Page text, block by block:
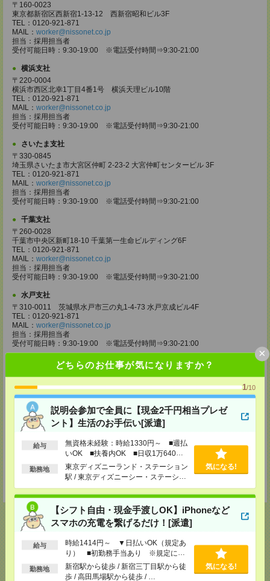
どちらのお仕事が気になりますか？
1/10
説明会参加で全員に【現金2千円相当プレゼ
ント】生活のお手伝い[派遣]
給与
無資格未経験：時給1330円～ ■週払
いOK ■扶養内OK ■日収1万640円
以上
勤務地
東京ディズニーランド・ステーション
駅 / 東京ディズニーシー・ステーショ
ン駅 / リゾートゲートウェイ・ステー
ション駅 / …
気になる!
【シフト自由・現金手渡しOK】iPhoneなど
スマホの充電を繋げるだけ！[派遣]
給与
時給1414円～ ▼日払いOK（規定あ
り） ■初勤務手当あり ※規定によ
る
勤務地
新宿駅から徒歩 / 新宿三丁目駅から徒
歩 / 高田馬場駅から徒歩 / …
気になる!
×
〒160-0023
東京都新宿区西新宿1-13-12 西新宿昭和ビル3F
TEL：0120-921-871
MAIL： worker@nissonet.co.jp
担当：採用担当者
受付可能日時：9:30-19:00 ※電話受付時間⇒9:30-21:00
横浜支社
〒220-0004
横浜市西区北幸1丁目4番1号 横浜天理ビル10階
TEL：0120-921-871
MAIL： worker@nissonet.co.jp
担当：採用担当者
受付可能日時：9:30-19:00 ※電話受付時間⇒9:30-21:00
さいたま支社
〒330-0845
埼玉県さいたま市大宮区仲町 2-23-2 大宮仲町センタービル 3F
TEL：0120-921-871
MAIL： worker@nissonet.co.jp
担当：採用担当者
受付可能日時：9:30-19:00 ※電話受付時間⇒9:30-21:00
千葉支社
〒260-0028
千葉市中央区新町18-10 千葉第一生命ビルディング6F
TEL：0120-921-871
MAIL： worker@nissonet.co.jp
担当：採用担当者
受付可能日時：9:30-19:00 ※電話受付時間⇒9:30-21:00
水戸支社
〒310-0011 茨城県水戸市三の丸1-4-73 水戸京成ビル4F
TEL：0120-921-871
MAIL： worker@nissonet.co.jp
担当：採用担当者
受付可能日時：9:30-19:00 ※電話受付時間⇒9:30-21:00
worker@nissonet.co.jp
担当：採用担当者
受付可能日時：9:30-19:00 ※電話受付時間⇒9:30-21:00
高崎支社
埼玉県さいたま市大宮区仲町2-23-2 大宮仲町センタービル3F（さいたま
支社内）
TEL：0120-921-871
MAIL：worker@nissonet.co.jp
担当：採用担当者
受付可能日時：9:30-19:00 ※電話受付時間⇒9:30-21:00
応募ページへ